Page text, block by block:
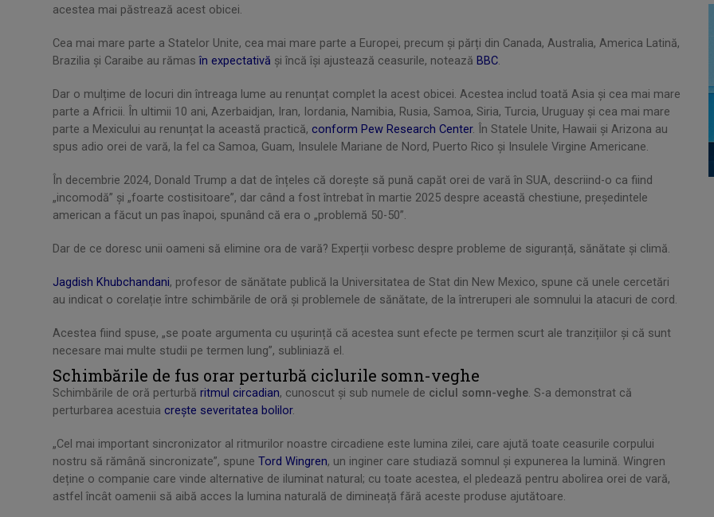
acestea mai păstrează acest obicei.
Cea mai mare parte a Statelor Unite, cea mai mare parte a Europei, precum și părți din Canada, Australia, America Latină,
Brazilia și Caraibe au rămasîn expectativă și încă își ajustează ceasurile, notează BBC.
Dar o mulțime de locuri din întreaga lume au renunțat complet la acest obicei. Acestea includ toată Asia și cea mai mare
parte a Africii. În ultimii 10 ani, Azerbaidjan, Iran, Iordania, Namibia, Rusia, Samoa, Siria, Turcia, Uruguay și cea mai mare
parte a Mexicului au renunțat la această practică, conform Pew Research Center. În Statele Unite, Hawaii și Arizona au
spus adio orei de vară, la fel ca Samoa, Guam, Insulele Mariane de Nord, Puerto Rico și Insulele Virgine Americane.
În decembrie 2024, Donald Trump a dat de înțeles că dorește să pună capăt orei de vară în SUA, descriind-o ca fiind
„incomodă” și „foarte costisitoare”, dar când a fost întrebat în martie 2025 despre această chestiune, președintele
american a făcut un pas înapoi, spunând că era o „problemă 50-50”.
Dar de ce doresc unii oameni să elimine ora de vară? Experții vorbesc despre probleme de siguranță, sănătate și climă.
Jagdish Khubchandani, profesor de sănătate publică la Universitatea de Stat din New Mexico, spune că unele cercetări
au indicat o corelație între schimbările de oră și problemele de sănătate, de la întreruperi ale somnului la atacuri de cord.
Acestea fiind spuse, „se poate argumenta cu ușurință că acestea sunt efecte pe termen scurt ale tranzițiilor și că sunt
necesare mai multe studii pe termen lung”, subliniază el.
Schimbările de fus orar perturbă ciclurile somn-veghe
Schimbările de oră perturbă ritmul circadian, cunoscut și sub numele de ciclul somn-veghe. S-a demonstrat că
perturbarea acestuia crește severitatea bolilor.
„Cel mai important sincronizator al ritmurilor noastre circadiene este lumina zilei, care ajută toate ceasurile corpului
nostru să rămână sincronizate”, spune Tord Wingren, un inginer care studiază somnul și expunerea la lumină. Wingren
deține o companie care vinde alternative de iluminat natural; cu toate acestea, el pledează pentru abolirea orei de vară,
astfel încât oamenii să aibă acces la lumina naturală de dimineață fără aceste produse ajutătoare.